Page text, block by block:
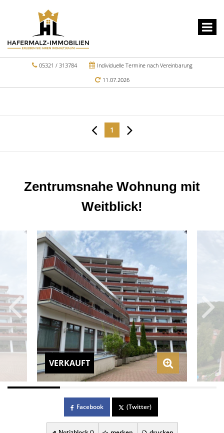
05321 / 313784
Individuelle Termine nach Vereinbarung
11.07.2026
1
Zentrumsnahe Wohnung mit
Weitblick!
VERKAUFT
Facebook (Twitter)